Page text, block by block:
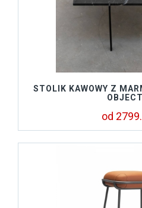
STOLIK KAWOWY Z
od